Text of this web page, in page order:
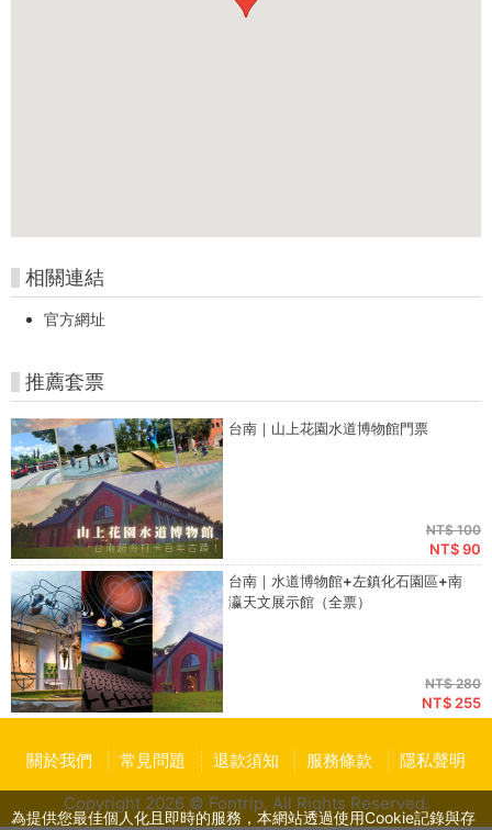
相關連結
官方網址
推薦套票
台南｜山上花園水道博物館門票
NT$ 100
NT$ 90
台南｜水道博物館+左鎮化石園區+南
瀛天文展示館（全票）
NT$ 280
NT$ 255
關於我們 常見問題 退款須知 服務條款 隱私聲明
Copyright 2026 © Fontrip, All Rights Reserved.
為提供您最佳個人化且即時的服務，本網站透過使用Cookie記錄與存